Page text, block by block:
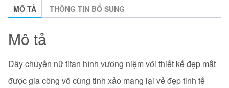
lượng
MÔ TẢ THÔNG TIN BỔ SUNG
Mô tả
Dây chuyền nữ titan hình vương niệm với thiết kế đẹp mắt
được gia công vô cùng tinh xảo mang lại vẻ đẹp tinh tế